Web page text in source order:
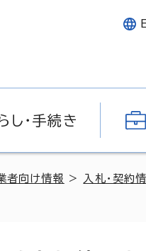
し・手続き
者向け情報 > 入札・契約